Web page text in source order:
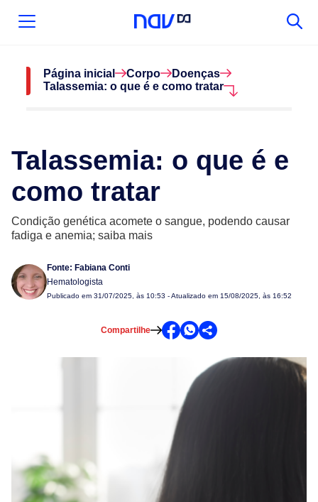
Página inicial Corpo
Doenças
Talassemia: o que é e como tratar
Talassemia: o que é e
como tratar
Condição genética acomete o sangue, podendo causar
fadiga e anemia; saiba mais
Fonte: Fabiana Conti
Hematologista
Publicado em 31/07/2025, às 10:53 - Atualizado em 15/08/2025, às 16:52
Compartilhe